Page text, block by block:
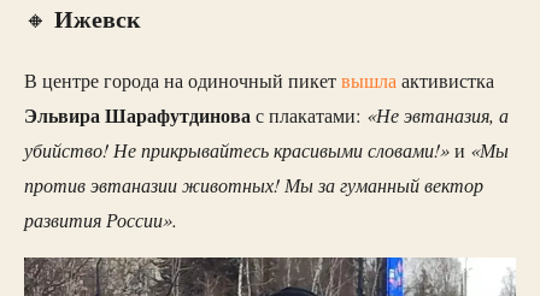
🔸 Ижевск
В центре города на одиночный пикетвышлаактивистка
Эльвира Шарафутдиновас плакатами: «Не эвтаназия, а
убийство! Не прикрывайтесь красивыми словами!»и «Мы
против эвтаназии животных! Мы за гуманный вектор
развития России».